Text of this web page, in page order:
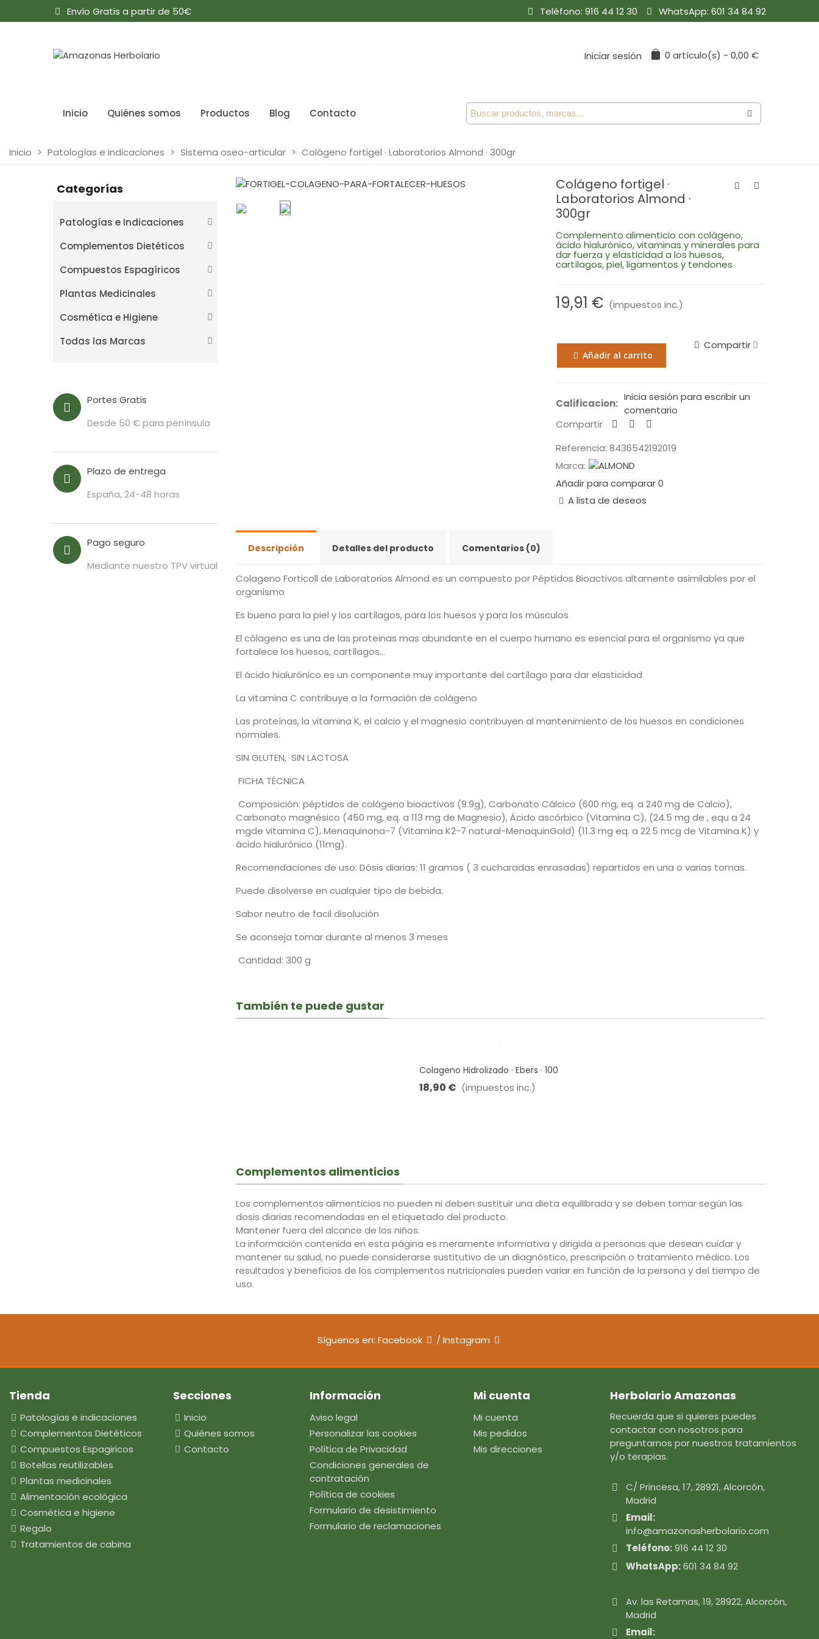
Envío Gratis a partir de 50€ Teléfono: 916 44 12 30 WhatsApp: 601 34 84 92
Iniciar sesión 0 artículo(s) - 0,00 €
Inicio Quiénes somos Productos Blog Contacto
Inicio > Patologías e indicaciones > Sistema oseo-articular > Colágeno fortigel · Laboratorios Almond · 300gr
Categorías
Patologías e Indicaciones
Complementos Dietéticos
Compuestos Espagíricos
Plantas Medicinales
Cosmética e Higiene
Todas las Marcas
Portes Gratis
Desde 50 € para península
Plazo de entrega
España, 24-48 horas
Pago seguro
Mediante nuestro TPV virtual
Colágeno fortigel ·
Laboratorios Almond ·
300gr
Complemento alimenticio con colágeno,
ácido hialurónico, vitaminas y minerales para
dar fuerza y elasticidad a los huesos,
cartílagos, piel, ligamentos y tendones
19,91 € (impuestos inc.)
Añadir al carrito
Compartir
Calificacion:
Inicia sesión para escribir un
comentario
Compartir
Referencia: 8436542192019
Marca:
Añadir para comparar0
A lista de deseos
Descripción Detalles del producto Comentarios (0)
Colageno Forticoll de Laboratorios Almond es un compuesto por Péptidos Bioactivos altamente asimilables por el
organismo
Es bueno para la piel y los cartílagos, para los huesos y para los músculos
El cólageno es una de las proteinas mas abundante en el cuerpo humano es esencial para el organismo ya que
fortalece los huesos, cartílagos…
El ácido hialurónico es un componente muy importante del cartílago para dar elasticidad
La vitamina C contribuye a la formación de colágeno
Las proteínas, la vitamina K, el calcio y el magnesio contribuyen al mantenimiento de los huesos en condiciones
normales.
SIN GLUTEN, SIN LACTOSA
FICHA TÉCNICA
Composición: péptidos de colágeno bioactivos (9.9g), Carbonato Cálcico (600 mg, eq. a 240 mg de Calcio),
Carbonato magnésico (450 mg, eq. a 113 mg de Magnesio), Ácido ascórbico (Vitamina C), (24.5 mg de , equ a 24
mgde vitamina C), Menaquinona-7 (Vitamina K2-7 natural-MenaquinGold) (11.3 mg eq. a 22.5 mcg de Vitamina K) y
ácido hialurónico (11mg).
Recomendaciones de uso: Dósis diarias: 11 gramos ( 3 cucharadas enrasadas) repartidos en una o varias tomas.
Puede disolverse en cualquier tipo de bebida.
Sabor neutro de facil disolución
Se aconseja tomar durante al menos 3 meses
Cantidad: 300 g
También te puede gustar
Colageno Hidrolizado · Ebers · 100
Comprimidos
18,90 € (impuestos inc.)
Complementos alimenticios
Los complementos alimenticios no pueden ni deben sustituir una dieta equilibrada y se deben tomar según las
dosis diarias recomendadas en el etiquetado del producto.
Mantener fuera del alcance de los niños.
La información contenida en esta página es meramente informativa y dirigida a personas que desean cuidar y
mantener su salud, no puede considerarse sustitutivo de un diagnóstico, prescripción o tratamiento médico. Los
resultados y beneficios de los complementos nutricionales pueden variar en función de la persona y del tiempo de
uso.
Síguenos en: Facebook / Instagram
Tienda
Patologías e indicaciones
Complementos Dietéticos
Compuestos Espagiricos
Botellas reutilizables
Plantas medicinales
Alimentación ecológica
Cosmética e higiene
Regalo
Tratamientos de cabina
Secciones
Inicio
Quiénes somos
Contacto
Información
Aviso legal
Personalizar las cookies
Política de Privacidad
Condiciones generales de
contratación
Política de cookies
Formulario de desistimiento
Formulario de reclamaciones
Mi cuenta
Mi cuenta
Mis pedidos
Mis direcciones
Herbolario Amazonas
Recuerda que si quieres puedes
contactar con nosotros para
preguntarnos por nuestros tratamientos
y/o terapias.
C/ Princesa, 17, 28921, Alcorcón,
Madrid
Email:
info@amazonasherbolario.com
Teléfono: 916 44 12 30
WhatsApp: 601 34 84 92
Av. las Retamas, 19, 28922, Alcorcón,
Madrid
Email: